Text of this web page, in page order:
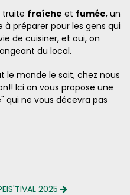
truite fraîche et fumée, un
préparer pour les gens qui
de cuisiner, et oui, on
du local.
le monde le sait, chez nous
Ici on vous propose une
qui ne vous décevra pas
2025